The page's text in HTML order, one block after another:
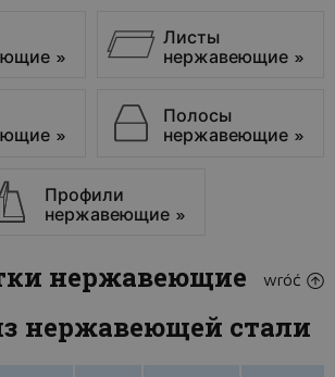
»
Листы
нержавеющие »
»
Полосы
нержавеющие »
Профили
нержавеющие »
нержавеющие wróć
нержавеющей стали